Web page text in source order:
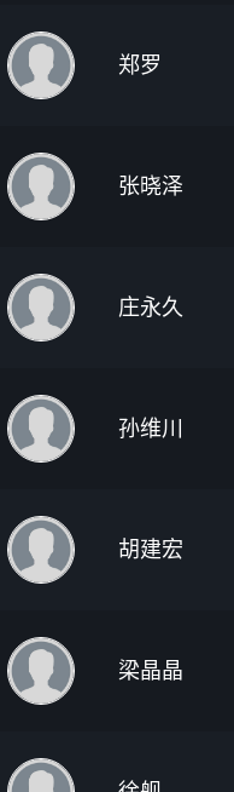
郑罗
张晓泽
庄永久
孙维川
胡建宏
梁晶晶